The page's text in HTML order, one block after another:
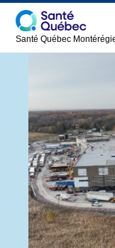
Santé Québec
Présentation
Nouvelles
Carrières
FAQ
Salle de
presse